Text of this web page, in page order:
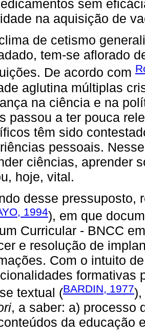
sem
na aquisição de
de cetismo
tem-se aflorado
De acordo com
aglutina múltiplas
na ciência e na
passou a ter pouca
têm sido
pessoais.
ciências, aprender
hoje, vital.
desse pressuposto,
1994), em que
Curricular - BNCC
e resolução de
Com o intuito
formativas
textual (BARDIN, 1977),
, a saber: a) processo
da educação